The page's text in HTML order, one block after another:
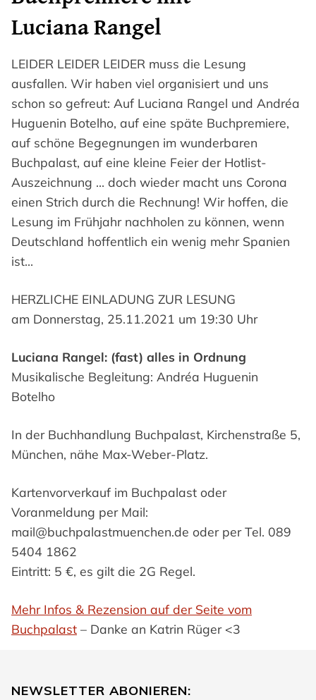
Luciana Rangel
LEIDER LEIDER LEIDER muss die Lesung
ausfallen. Wir haben viel organisiert und uns
schon so gefreut: Auf Luciana Rangel und Andréa
Huguenin Botelho, auf eine späte Buchpremiere,
auf schöne Begegnungen im wunderbaren
Buchpalast, auf eine kleine Feier der Hotlist-
Auszeichnung … doch wieder macht uns Corona
einen Strich durch die Rechnung! Wir hoffen, die
Lesung im Frühjahr nachholen zu können, wenn
Deutschland hoffentlich ein wenig mehr Spanien
ist…
HERZLICHE EINLADUNG ZUR LESUNG
am Donnerstag, 25.11.2021 um 19:30 Uhr
Luciana Rangel: (fast) alles in Ordnung
Musikalische Begleitung: Andréa Huguenin
Botelho
In der Buchhandlung Buchpalast, Kirchenstraße 5,
München, nähe Max-Weber-Platz.
Kartenvorverkauf im Buchpalast oder
Voranmeldung per Mail:
mail@buchpalastmuenchen.de oder per Tel. 089
5404 1862
Eintritt: 5 €, es gilt die 2G Regel.
Mehr Infos & Rezension auf der Seite vom
Buchpalast – Danke an Katrin Rüger <3
NEWSLETTER ABONIEREN: